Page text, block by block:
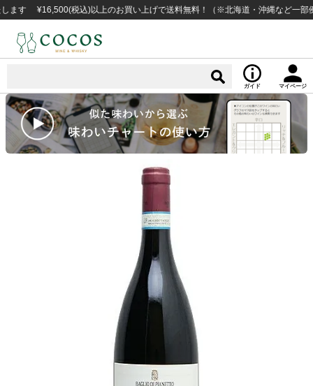
¥16,500(税込)以上のお買い上げで送料無料！（※北海道・沖縄など一部例外
ガイド マイページ